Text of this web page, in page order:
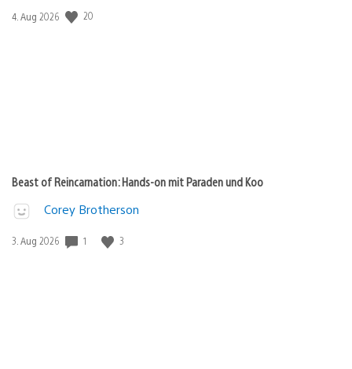
Veröffentlichungsdatum:
4. Aug 2026 20
Beast of Reincarnation: Hands-on mit Paraden und Koo
Corey Brotherson
Veröffentlichungsdatum:
3. Aug 2026 1 3